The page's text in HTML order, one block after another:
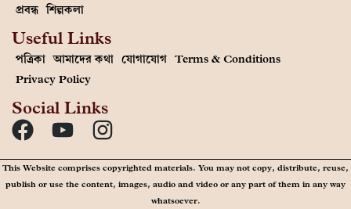
প্রবন্ধ শিল্পকলা
Useful Links
পত্রিকা আমাদের কথা যোগাযোগ Terms & Conditions
Privacy Policy
Social Links
This Website comprises copyrighted materials. You may not copy, distribute, reuse,
publish or use the content, images, audio and video or any part of them in any way
whatsoever.